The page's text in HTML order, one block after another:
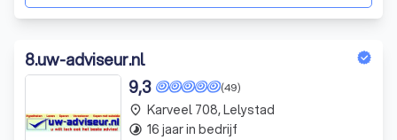
8.uw-adviseur.nl
(49)
9,3
place Karveel 708, Lelystad
timelapse 16 jaar in bedrijf